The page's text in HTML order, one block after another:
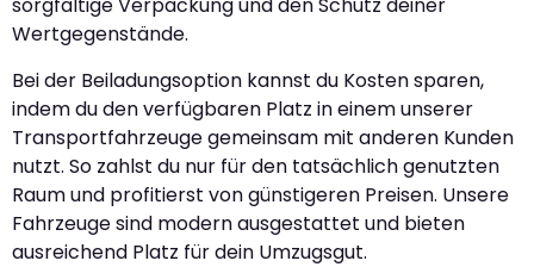
sorgfältige Verpackung und den Schutz deiner
Wertgegenstände.
Bei der Beiladungsoption kannst du Kosten sparen,
indem du den verfügbaren Platz in einem unserer
Transportfahrzeuge gemeinsam mit anderen Kunden
nutzt. So zahlst du nur für den tatsächlich genutzten
Raum und profitierst von günstigeren Preisen. Unsere
Fahrzeuge sind modern ausgestattet und bieten
ausreichend Platz für dein Umzugsgut.